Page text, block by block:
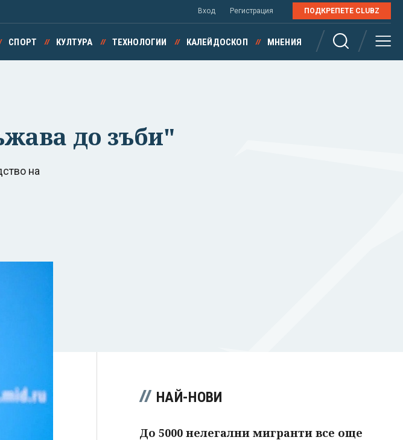
Вход Регистрация ПОДКРЕПЕТЕ CLUBZ
СПОРТ КУЛТУРА ТЕХНОЛОГИИ КАЛЕЙДОСКОП МНЕНИЯ
до зъби"
на
НАЙ-НОВИ
До 5000 нелегални мигранти все още